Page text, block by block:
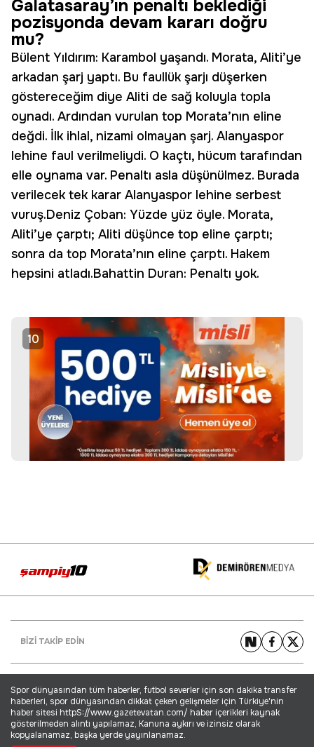
Galatasaray’ın penaltı beklediği
pozisyonda devam kararı doğru
mu?
Bülent Yıldırım: Karambol yaşandı. Morata, Aliti’ye
arkadan şarj yaptı. Bu faullük şarjı düşerken
göstereceğim diye Aliti de sağ koluyla topla
oynadı. Ardından vurulan top Morata’nın eline
değdi. İlk ihlal, nizami olmayan şarj. Alanyaspor
lehine faul verilmeliydi. O kaçtı, hücum tarafından
elle oynama var. Penaltı asla düşünülmez. Burada
verilecek tek karar Alanyaspor lehine serbest
vuruş.Deniz Çoban: Yüzde yüz öyle. Morata,
Aliti’ye çarptı; Aliti düşünce top eline çarptı;
sonra da top Morata’nın eline çarptı. Hakem
hepsini atladı.Bahattin Duran: Penaltı yok.
10
BİZİ TAKİP EDİN
Spor dünyasından tüm haberler, futbol severler için son dakika transfer
haberleri, spor dünyasından dikkat çeken gelişmeler için Türkiye'nin
haber sitesi httpS://www.gazetevatan.com/ haber içerikleri kaynak
gösterilmeden alıntı yapılamaz, Kanuna aykırı ve izinsiz olarak
kopyalanamaz, başka yerde yayınlanamaz.